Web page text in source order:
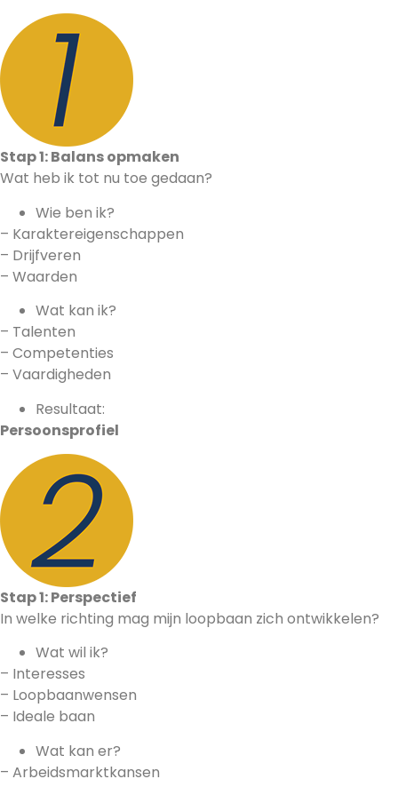
Stap 1: Balans opmaken
Wat heb ik tot nu toe gedaan?
Wie ben ik?
– Karaktereigenschappen
– Drijfveren
– Waarden
Wat kan ik?
– Talenten
– Competenties
– Vaardigheden
Resultaat:
Persoonsprofiel
Stap 1: Perspectief
In welke richting mag mijn loopbaan zich ontwikkelen?
Wat wil ik?
– Interesses
– Loopbaanwensen
– Ideale baan
Wat kan er?
– Arbeidsmarktkansen